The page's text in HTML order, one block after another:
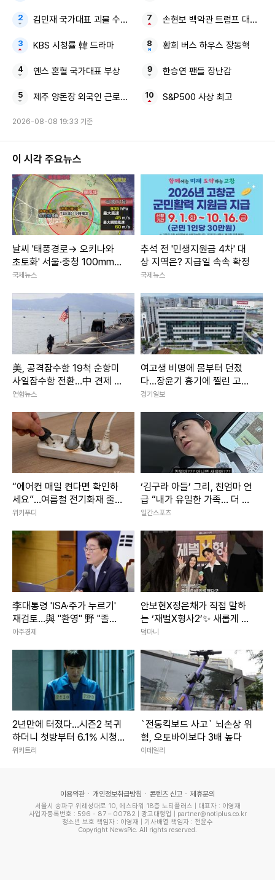
김민재 국가대표 괴물 수비수 남아공전 졸전
KBS 시청률 韓 드라마
옌스 혼혈 국가대표 부상
제주 양돈장 외국인 근로자 질식해 숨져
손현보 백악관 트럼프 대통령
황희 버스 하우스 장동혁
한승연 팬들 장난감
S&P500 사상 최고
2026-08-08 19:33 기준
이 시각 주요뉴스
날씨 '태풍경로→ 오키나와
초토화' 서울·충청 100mm이
상 소나기 주말날씨
국제뉴스
추석 전 '민생지원금 4차' 대
상 지역은? 지급일 속속 확정
국제뉴스
美, 공격잠수함 19척 순항미
사일잠수함 전환…中 견제 강
화
연합뉴스
여고생 비명에 몸부터 던졌
다…장윤기 흉기에 찔린 고교
생 ‘의상자’ 인정
경기일보
“에어컨 매일 켠다면 확인하
세요”…여름철 전기화재 줄이
는 점검법
위키푸디
‘김구라 아들’ 그리, 친엄마 언
급 “내가 유일한 가족… 더 챙
기려고”
일간스포츠
李대통령 'ISA·주가 누르기'
재검토…與 "환영" 野 "졸속
국정"
아주경제
안보현X정은채가 직접 말하
는 ‘재벌X형사2’✨ 새롭게 돌
아온 두 사람의 이야기｜재벌
덬마니
2년만에 터졌다…시즌2 복귀
하더니 첫방부터 6.1% 시청
률 찍은 한국 드라마
위키트리
`전동킥보드 사고` 뇌손상 위
험, 오토바이보다 3배 높다
이데일리
이용약관 개인정보취급방침 콘텐츠 신고 제휴문의
서울시 송파구 위례성대로 10, 에스타워 18층 노티플러스 | 대표자 : 이영재
사업자등록번호 : 596 - 87 – 00782 | 광고대행업 | partner@notiplus.co.kr
청소년 보호 책임자 : 이영재 | 기사배열 책임자 : 전윤수
Copyright NewsPic. All rights reserved.